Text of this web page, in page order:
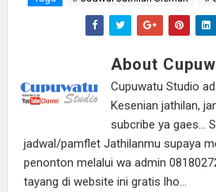
About
Cupuwatu Studio
Kesenian jathilan,
subcribe ya gaes...
jadwal/pamflet Jathilanmu supaya
penonton melalui wa admin
tayang di website ini gratis lho...